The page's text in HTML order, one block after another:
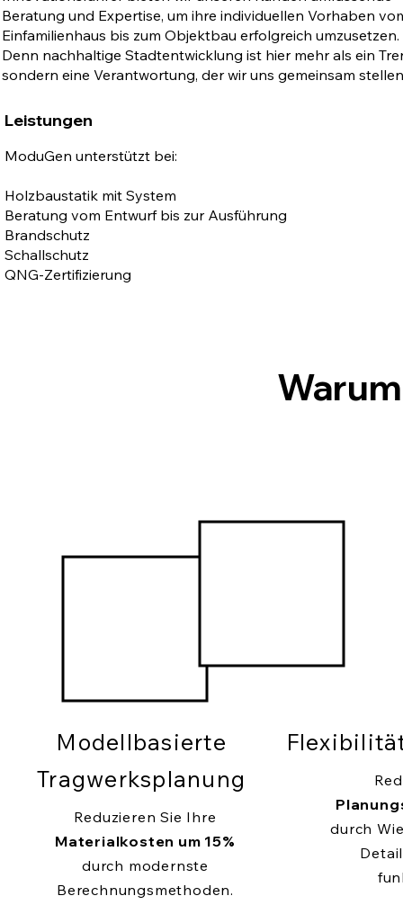
Beratung und Expertise, um ihre individuellen Vorhaben
Einfamilienhaus bis zum Objektbau erfolgreich umzusetzen.
Denn nachhaltige Stadtentwicklung ist hier mehr als ein
sondern eine Verantwortung, der wir uns gemeinsam
Leistungen
ModuGen unterstützt bei:
Holzbaustatik mit System
Beratung vom Entwurf bis zur Ausführung
Brandschutz
Schallschutz
QNG-Zertifizierung
Modellbasierte
Tragwerksplanung
Reduzieren Sie Ihre
Materialkosten um 15%
durch modernste
Berechnungsmethoden.
durch